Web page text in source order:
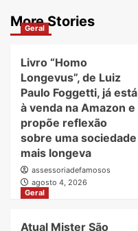
More Stories
Geral
Livro “Homo
Longevus”, de Luiz
Paulo Foggetti, já está
à venda na Amazon e
propõe reflexão
sobre uma sociedade
mais longeva
assessoriadefamosos
agosto 4, 2026
Geral
Atual Mister São